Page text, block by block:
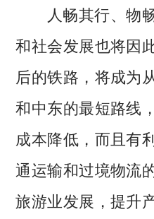
人畅其行、物畅
和社会发展也将因
后的铁路，将成为
和中东的最短路线
成本降低，而且有
通运输和过境物流
旅游业发展，提升